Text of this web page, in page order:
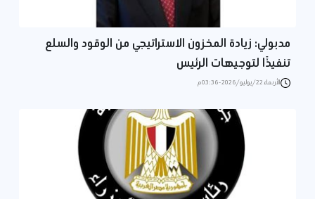
مدبولي: زيادة المخزون الاستراتيجي من الوقود والسلع
تنفيذًا لتوجيهات الرئيس
الأربعاء 22/يوليو/2026 - 03:36 م